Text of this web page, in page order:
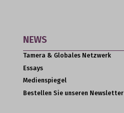
NEWS
Tamera & Globales Netzwerk
Essays
Medienspiegel
Bestellen Sie unseren Newsletter